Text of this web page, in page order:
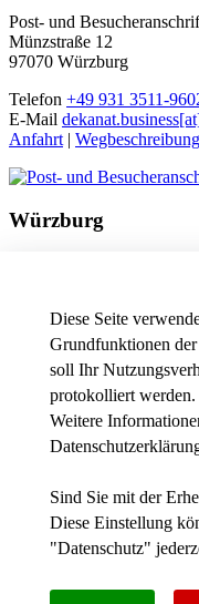
Diese Seite
Grundfunktionen
soll Ihr
protokolliert werden.
Weitere
Sind Sie mit der
Diese Einstellung
"Datenschutz"
Post- und
Münzstraße 12
97070 Würzburg
Telefon +49 931 3511-
E-Mail
Anfahrt | Wegbeschreibung
Würzburg
Telefon+49 931 3511-
Anfahrt| Wegbeschreibung
News - Presse
Facebook
YouTube